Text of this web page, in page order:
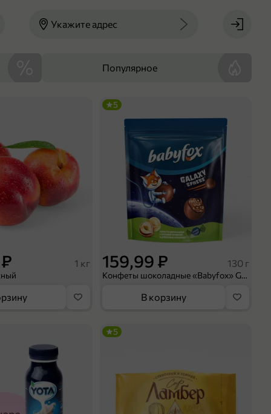
Укажите адрес
Популярное
1 кг 159,99 ₽ 130 г
Конфеты шоколадные «Babyfox» Galaxy sphere с фундуком, 130 г
5
В корзину
5